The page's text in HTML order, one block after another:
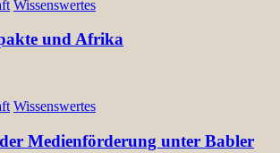
Wissenswertes
und Afrika
Wissenswertes
Medienförderung unter Babler